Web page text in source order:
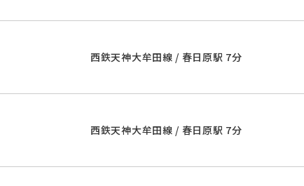
西鉄天神大牟田線 / 春日原駅 7分
西鉄天神大牟田線 / 春日原駅 7分